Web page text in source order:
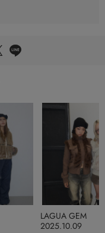
2025.10.09
LAGUA GEM